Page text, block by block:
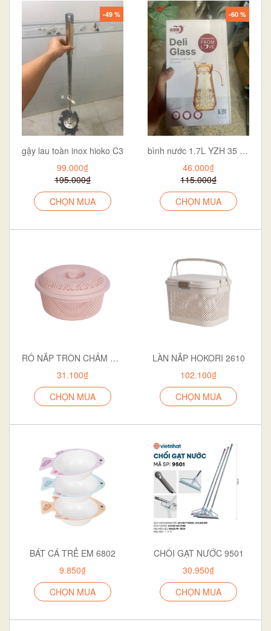
gậy lau toàn inox hioko C3
99.000₫
195.000₫
-49 %
CHỌN MUA
bình nước 1.7L YZH 35 vàng
46.000₫
115.000₫
-60 %
CHỌN MUA
RỔ NẮP TRÒN CHẤM BI TO HOKORI 3276
31.100₫
CHỌN MUA
LÀN NẮP HOKORI 2610
102.100₫
CHỌN MUA
BÁT CÁ TRẺ EM 6802
9.850₫
CHỌN MUA
CHỔI GẠT NƯỚC 9501
30.950₫
CHỌN MUA